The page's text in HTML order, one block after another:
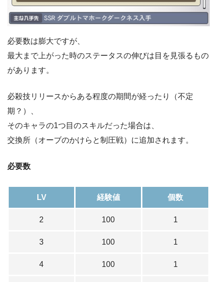
必要数は膨大ですが、
最大まで上がった時のステータスの伸びは目を見張るもの
があります。
必殺技リリースからある程度の期間が経ったり（不定
期？）、
そのキャラの1つ目のスキルだった場合は、
交換所（オーブのかけらと制圧戦）に追加されます。
必要数
LV 経験値 個数
2 100 1
3 100 1
4 100 1